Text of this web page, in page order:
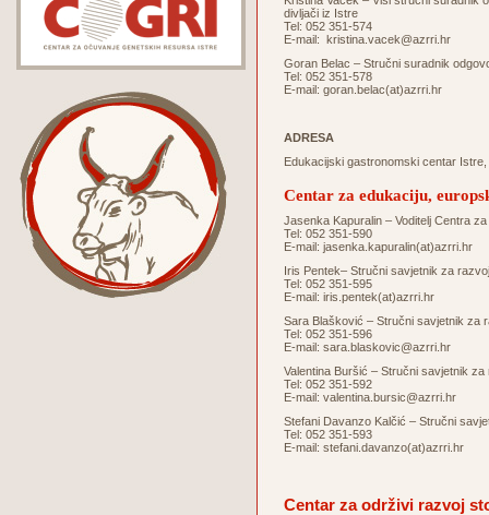
divljači iz Istre
Tel: 052 351-574
E-mail: kristina.vacek@azrri.hr
Goran Belac – Stručni suradnik
Tel: 052 351-578
E-mail: goran.belac(at)azrri.hr
ADRESA
Edukacijski gastronomski centar
Centar za edukaciju,
Jasenka Kapuralin – Voditelj Centra
Tel: 052 351-590
E-mail: jasenka.kapuralin(at)azrri.hr
Iris Pentek– Stručni savjetnik za
Tel: 052 351-595
E-mail: iris.pentek(at)azrri.hr
Sara Blašković – Stručni savjetnik za
Tel: 052 351-596
E-mail: sara.blaskovic@azrri.hr
Valentina Buršić – Stručni savjetnik
Tel: 052 351-592
E-mail: valentina.bursic@azrri.hr
Stefani Davanzo Kalčić – Stručni
Tel: 052 351-593
E-mail: stefani.davanzo(at)azrri.hr
Centar za održivi razvoj